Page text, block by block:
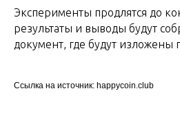
Эксперименты продлятся до
результаты и выводы будут
документ, где будут
Ссылка на источник: happycoin.club